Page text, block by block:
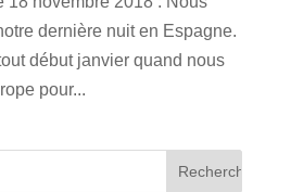
dernière nuit en Espagne.
début janvier quand nous
pour...